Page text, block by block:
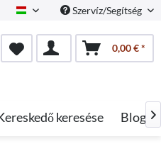
HungarianSzervíz/Segítség
0,00 € *
keresése Blog 